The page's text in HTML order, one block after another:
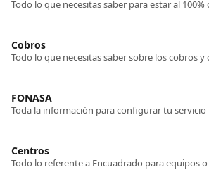
Cobros
FONASA
Centros
Todo lo referente a Encuadrado para equipos